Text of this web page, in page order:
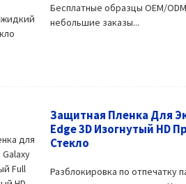
Бесплатные образцы OEM/
небольшие заказы...
Защитная Пленка Для
Edge 3D Изогнутый
Стекло
Разблокировка по отпечатку